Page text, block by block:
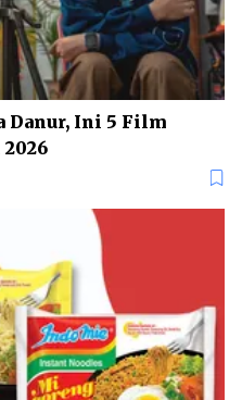
Danur, Ini 5 Film